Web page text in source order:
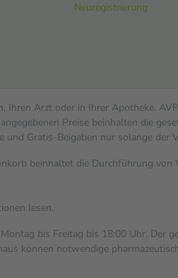
Neuregistrierung
Arzt oder in Ihrer Apotheke.
Preise beinhalten die
Gratis-Beigaben nur solange der
beinhaltet die Durchführung
lesen.
bis Freitag bis 18:00 Uhr. Der
können notwendige